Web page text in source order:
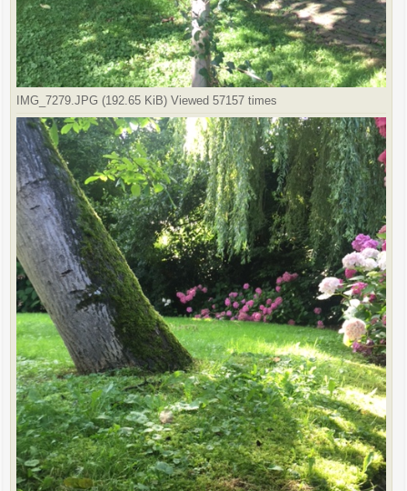
IMG_7279.JPG (192.65 KiB) Viewed 57157 times